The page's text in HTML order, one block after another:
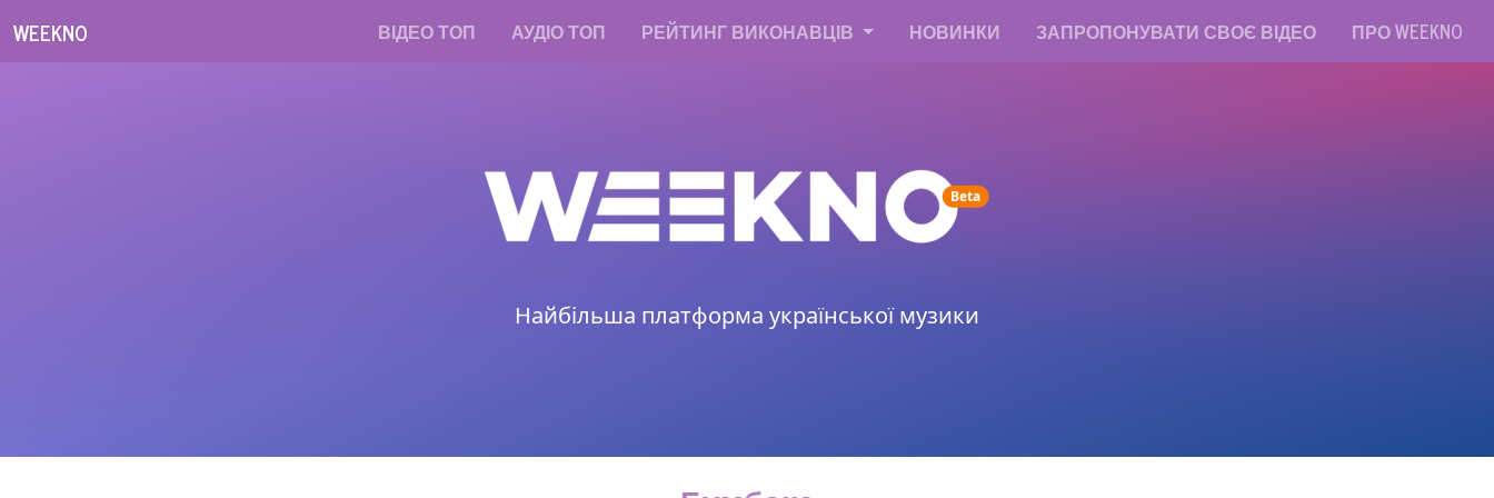
WEEKNO ВІДЕО ТОП АУДІО ТОП РЕЙТИНГ ВИКОНАВЦІВ НОВИНКИ ЗАПРОПОНУВАТИ СВОЄ ВІДЕО ПРО WEEKNO
Betaunread messages
Найбільша платформа української музики